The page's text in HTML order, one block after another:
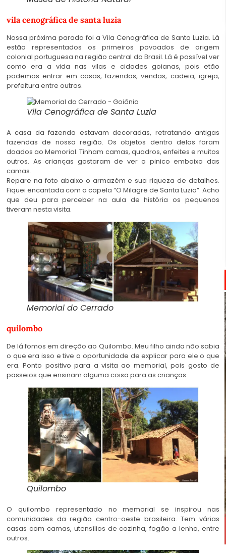
vila cenográfica de santa luzia
Nossa próxima parada foi a Vila Cenográfica de Santa Luzia. Lá
estão representados os primeiros povoados de origem
colonial portuguesa na região central do Brasil. Lá é possível ver
como era a vida nas vilas e cidades goianas, pois etão
podemos entrar em casas, fazendas, vendas, cadeia, igreja,
prefeitura entre outros.
Vila Cenográfica de Santa Luzia
A casa da fazenda estavam decoradas, retratando antigas
fazendas de nossa região. Os objetos dentro delas foram
doados ao Memorial. Tinham camas, quadros, enfeites e muitos
outros. As crianças gostaram de ver o pinico embaixo das
camas.
Repare na foto abaixo o armazém e sua riqueza de detalhes.
Fiquei encantada com a capela “O Milagre de Santa Luzia”. Acho
que deu para perceber na aula de história os pequenos
tiveram nesta visita.
Memorial do Cerrado
quilombo
De lá fomos em direção ao Quilombo. Meu filho ainda não sabia
o que era isso e tive a oportunidade de explicar para ele o que
era. Ponto positivo para a visita ao memorial, pois gosto de
passeios que ensinam alguma coisa para as crianças.
Quilombo
O quilombo representado no memorial se inspirou nas
comunidades da região centro-oeste brasileira. Tem várias
casas com camas, utensílios de cozinha, fogão a lenha, entre
outros.